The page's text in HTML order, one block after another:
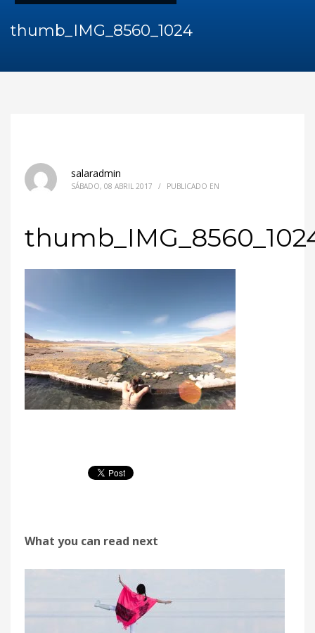
thumb_IMG_8560_1024
salaradmin
SÁBADO, 08 ABRIL 2017 / PUBLICADO EN
What you can read next